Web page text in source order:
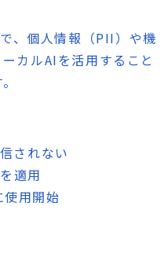
、個人情報（PII）や機
カルAIを活用すること
されない
適用
用開始